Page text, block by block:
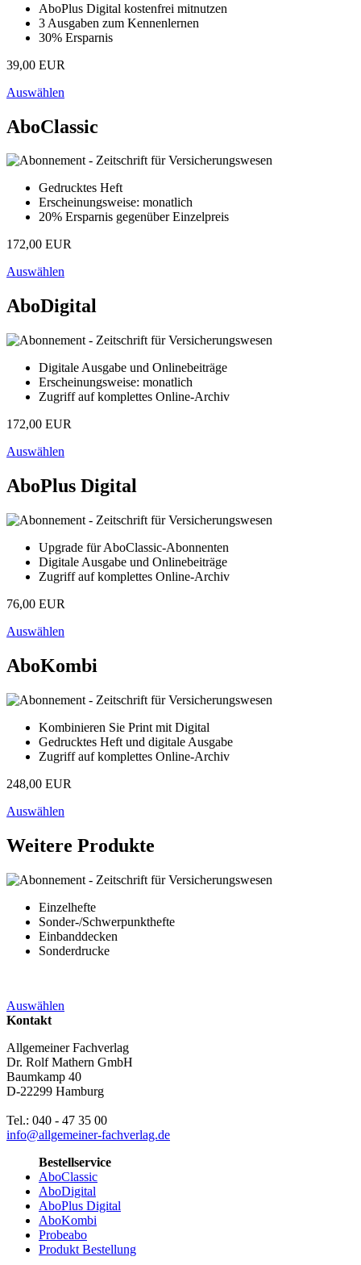
AboPlus Digital kostenfrei mitnutzen
3 Ausgaben zum Kennenlernen
30% Ersparnis
39,00 EUR
Auswählen
AboClassic
Gedrucktes Heft
Erscheinungsweise: monatlich
20% Ersparnis gegenüber Einzelpreis
172,00 EUR
Auswählen
AboDigital
Digitale Ausgabe und Onlinebeiträge
Erscheinungsweise: monatlich
Zugriff auf komplettes Online-Archiv
172,00 EUR
Auswählen
AboPlus Digital
Upgrade für AboClassic-Abonnenten
Digitale Ausgabe und Onlinebeiträge
Zugriff auf komplettes Online-Archiv
76,00 EUR
Auswählen
AboKombi
Kombinieren Sie Print mit Digital
Gedrucktes Heft und digitale Ausgabe
Zugriff auf komplettes Online-Archiv
248,00 EUR
Auswählen
Weitere Produkte
Einzelhefte
Sonder-/Schwerpunkthefte
Einbanddecken
Sonderdrucke
Auswählen
Kontakt
Allgemeiner Fachverlag
Dr. Rolf Mathern GmbH
Baumkamp 40
D-22299 Hamburg
Tel.: 040 - 47 35 00
info@allgemeiner-fachverlag.de
Bestellservice
AboClassic
AboDigital
AboPlus Digital
AboKombi
Probeabo
Produkt Bestellung